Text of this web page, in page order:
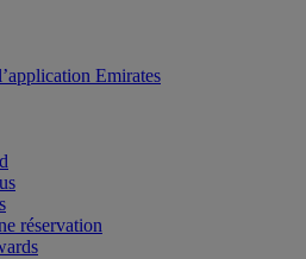
Emirates
réservation